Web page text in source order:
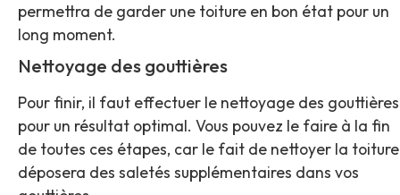
permettra de garder une toiture en bon état pour un
long moment.
Nettoyage des gouttières
Pour finir, il faut effectuer le nettoyage des gouttières
pour un résultat optimal. Vous pouvez le faire à la fin
de toutes ces étapes, car le fait de nettoyer la toiture
déposera des saletés supplémentaires dans vos